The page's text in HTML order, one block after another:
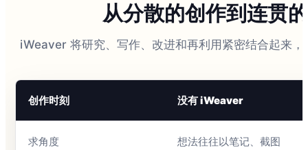
从分散的创作到连贯
iWeaver 将研究、写作、改进和再利用紧密结合起来
创作时刻 没有 iWeaver
求角度
想法往往以笔记、截图